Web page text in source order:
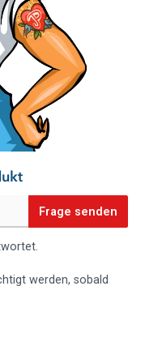
Frage senden
werden, sobald